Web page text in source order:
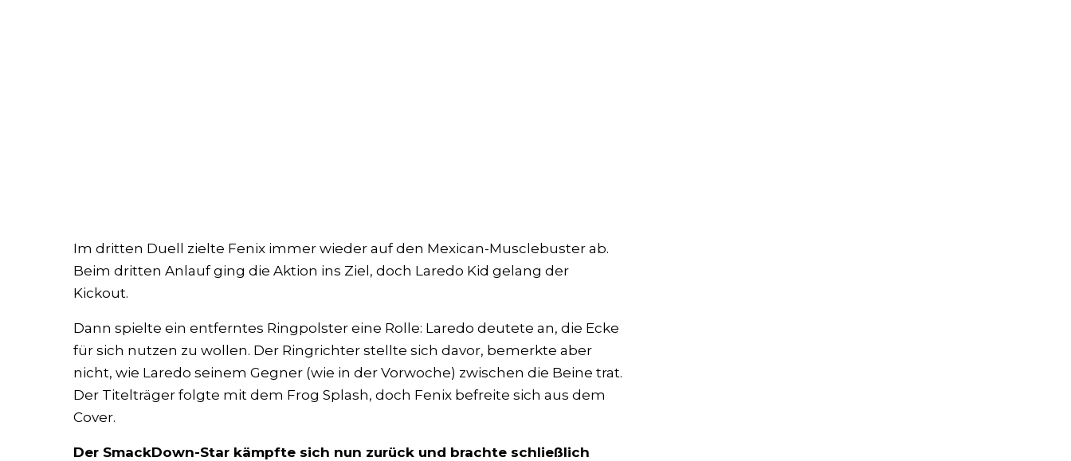
Im dritten Duell zielte Fenix immer wieder auf den Mexican-Musclebuster ab.
Beim dritten Anlauf ging die Aktion ins Ziel, doch Laredo Kid gelang der
Kickout.
Dann spielte ein entferntes Ringpolster eine Rolle: Laredo deutete an, die Ecke
für sich nutzen zu wollen. Der Ringrichter stellte sich davor, bemerkte aber
nicht, wie Laredo seinem Gegner (wie in der Vorwoche) zwischen die Beine trat.
Der Titelträger folgte mit dem Frog Splash, doch Fenix befreite sich aus dem
Cover.
Der SmackDown-Star kämpfte sich nun zurück und brachte schließlich